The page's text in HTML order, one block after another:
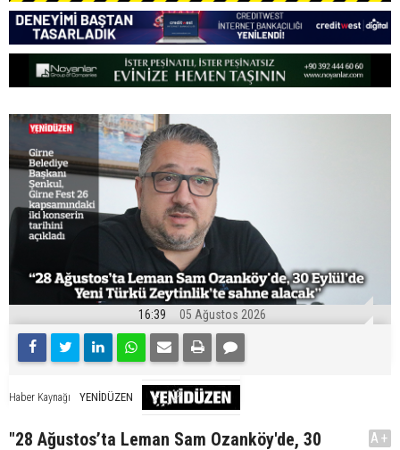
16:39 05 Ağustos 2026
Haber Kaynağı YENİDÜZEN
"28 Ağustos’ta Leman Sam Ozanköy'de, 30
A+